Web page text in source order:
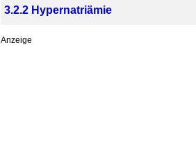
3.2.2 Hypernatriämie
Anzeige